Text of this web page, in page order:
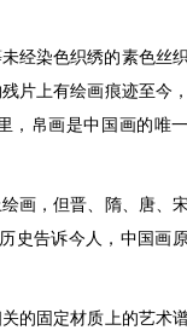
经染色织绣的素色丝
片上有绘画痕迹至今
，帛画是中国画的唯
画，但晋、隋、唐、
史告诉今人，中国画
的固定材质上的艺术